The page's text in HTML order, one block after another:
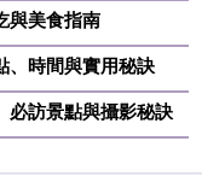
與美食指南
、時間與實用秘訣
必訪景點與攝影秘訣